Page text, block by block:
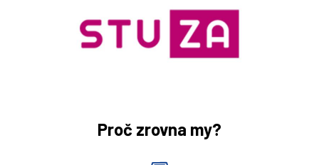
Proč zrovna my?